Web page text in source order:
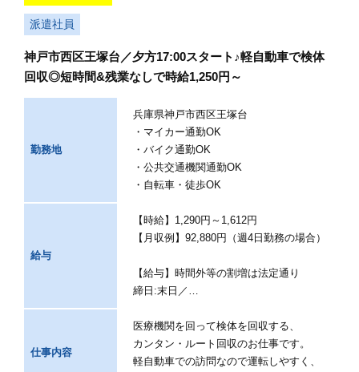
派遣社員
神戸市西区王塚台／夕方17:00スタート♪軽自動車で検体
回収◎短時間&残業なしで時給1,250円～
勤務地
兵庫県神戸市西区王塚台
・マイカー通勤OK
・バイク通勤OK
・公共交通機関通勤OK
・自転車・徒歩OK
給与
【時給】1,290円～1,612円
【月収例】92,880円（週4日勤務の場合）
【給与】時間外等の割増は法定通り
締日:末日／…
仕事内容
医療機関を回って検体を回収する、
カンタン・ルート回収のお仕事です。
軽自動車での訪問なので運転しやすく、